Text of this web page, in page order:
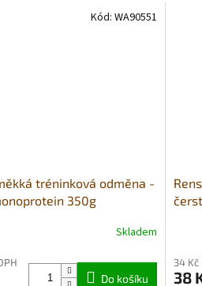
tréninková odměna -
350g
Skladem
Do košíku
Kód: WA90551
34 Kč
38